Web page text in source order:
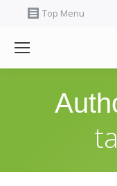
Top Menu